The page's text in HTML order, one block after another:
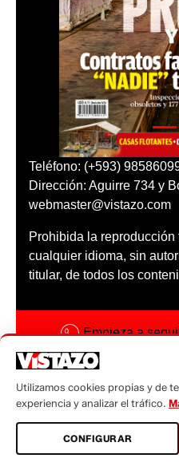
Teléfono: (+593)
Dirección: Aguirre 734 y
webmaster@vistazo.com
Prohibida la
cualquier idioma, sin
titular, de todos los
Empieza a
Código ética
Sugerencias a:
Utilizamos cookies propias y de
experiencia y analizar el tráfico.
CONFIGURAR